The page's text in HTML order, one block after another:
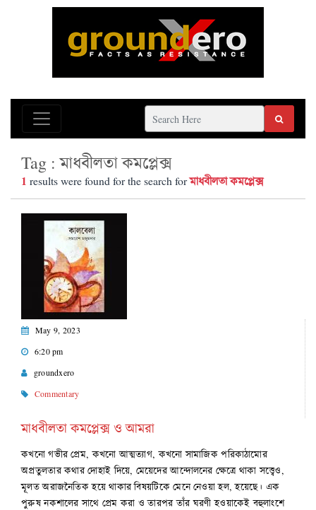
Tag : মাধবীলতা কমপ্লেক্স
1 results were found for the search forমাধবীলতা কমপ্লেক্স
May 9, 2023
6:20 pm
groundxero
Commentary
মাধবীলতা কমপ্লেক্স ও আমরা
কখনো গভীর প্রেম, কখনো আত্মত্যাগ, কখনো সামাজিক পরিকাঠামোর
অপ্রতুলতার কথার দোহাই দিয়ে, মেয়েদের আন্দোলনের ক্ষেত্রে থাকা সত্ত্বেও,
মূলত অরাজনৈতিক হয়ে থাকার বিষয়টিকে মেনে নেওয়া হল, হয়েছে। এক
পুরুষ নকশালের সাথে প্রেম করা ও তারপর তাঁর ঘরণী হওয়াকেই বহুলাংশে